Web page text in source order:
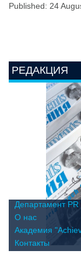
Published: 24
РЕДАКЦИЯ
Департамент
О нас
Академия
Контакты